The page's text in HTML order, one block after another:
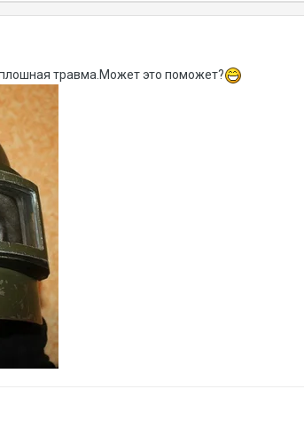
травма.Может это поможет?